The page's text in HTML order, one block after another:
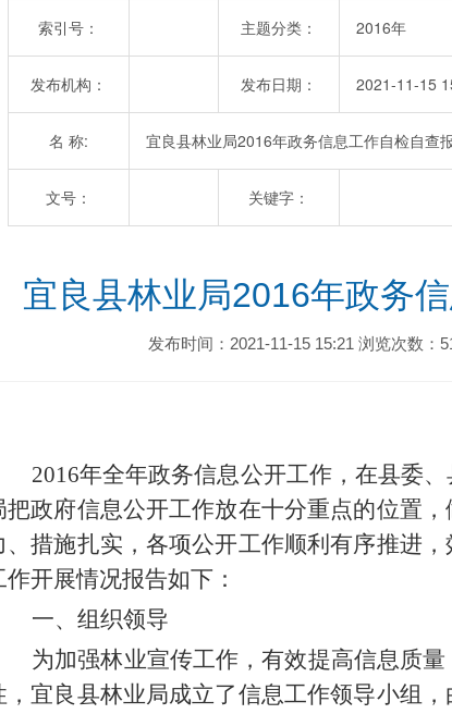
索引号： 主题分类： 2016年
发布机构： 发布日期： 2021-11-15
名 称: 宜良县林业局2016年政务信息工作自检自查
文号： 关键字：
宜良县林业局2016年政务
发布时间：2021-11-15 15:21 浏览次数：
2016年全年政务信息公开工作，在县委
把政府信息公开工作放在十分重点的位置
、措施扎实，各项公开工作顺利有序推进，
作开展情况报告如下：
一、 组织领导
为加强林业宣传工作，有效提高信息质
，宜良县林业局成立了信息工作领导小组